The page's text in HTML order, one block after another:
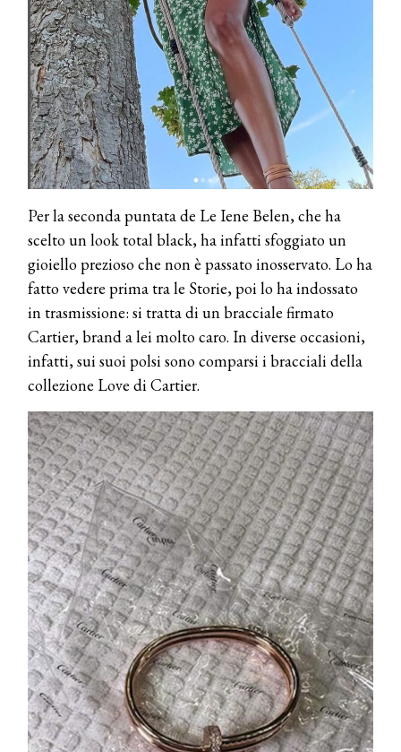
Per la seconda puntata de Le Iene Belen, che ha
scelto un look total black, ha infatti sfoggiato un
gioiello prezioso che non è passato inosservato. Lo ha
fatto vedere prima tra le Storie, poi lo ha indossato
in trasmissione: si tratta di un bracciale firmato
Cartier, brand a lei molto caro. In diverse occasioni,
infatti, sui suoi polsi sono comparsi i bracciali della
collezione Love di Cartier.